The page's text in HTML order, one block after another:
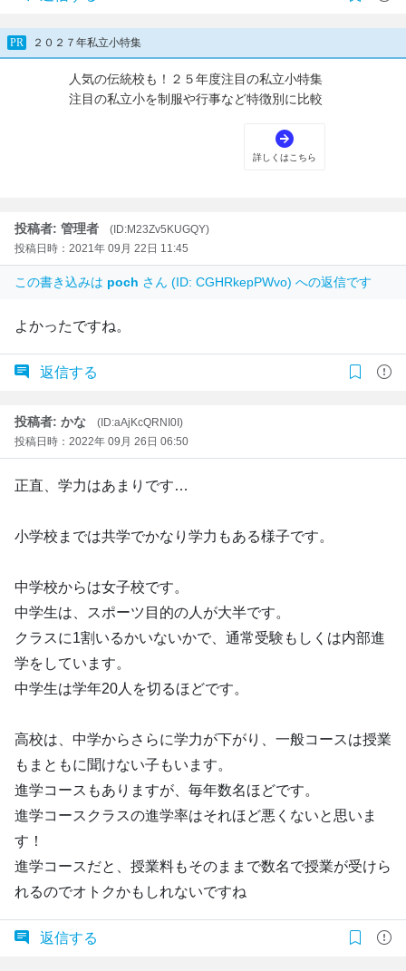
投稿者: 管理者
(ID:M23Zv5KUGQY)
投稿日時：2021年 09月 22日 11:45
この書き込みは poch さん (ID: CGHRkepPWvo) への返信です
よかったですね。
返信する
投稿者: かな
(ID:aAjKcQRNI0I)
投稿日時：2022年 09月 26日 06:50
正直、学力はあまりです…
小学校までは共学でかなり学力もある様子です。
中学校からは女子校です。
中学生は、スポーツ目的の人が大半です。
クラスに1割いるかいないかで、通常受験もしくは内部進
学をしています。
中学生は学年20人を切るほどです。
高校は、中学からさらに学力が下がり、一般コースは授業
もまともに聞けない子もいます。
進学コースもありますが、毎年数名ほどです。
進学コースクラスの進学率はそれほど悪くないと思いま
す！
進学コースだと、授業料もそのままで数名で授業が受けら
れるのでオトクかもしれないですね
返信する